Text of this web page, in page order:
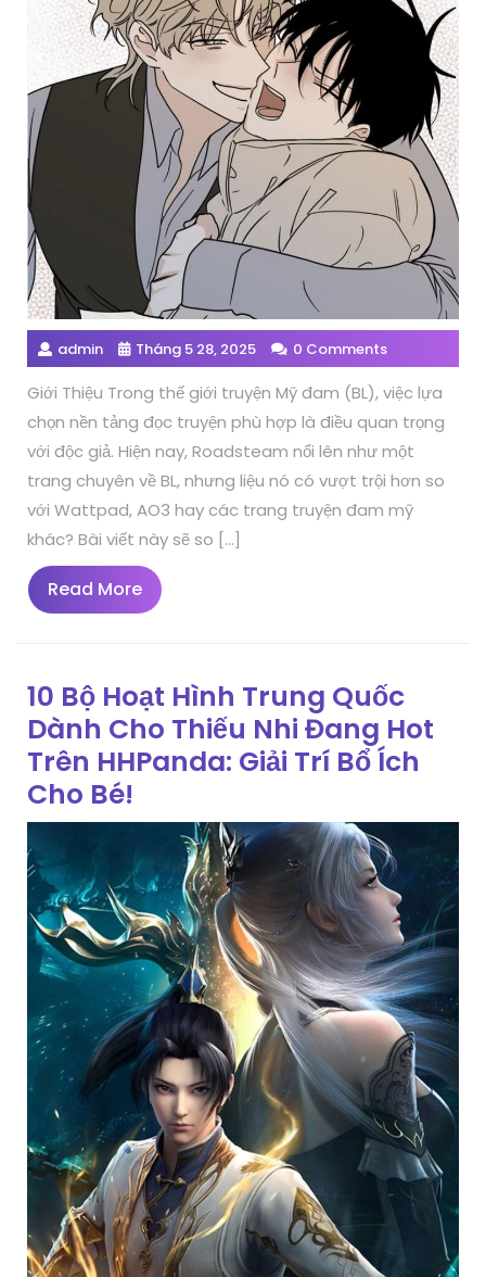
admin Tháng 5 28, 2025 0 Comments
Giới Thiệu Trong thế giới truyện Mỹ đam (BL), việc lựa
chọn nền tảng đọc truyện phù hợp là điều quan trọng
với độc giả. Hiện nay, Roadsteam nổi lên như một
trang chuyên về BL, nhưng liệu nó có vượt trội hơn so
với Wattpad, AO3 hay các trang truyện đam mỹ
khác? Bài viết này sẽ so […]
Read MoreRead
More
10 Bộ Hoạt Hình Trung Quốc
Dành Cho Thiếu Nhi Đang Hot
Trên HHPanda: Giải Trí Bổ Ích
Cho Bé!